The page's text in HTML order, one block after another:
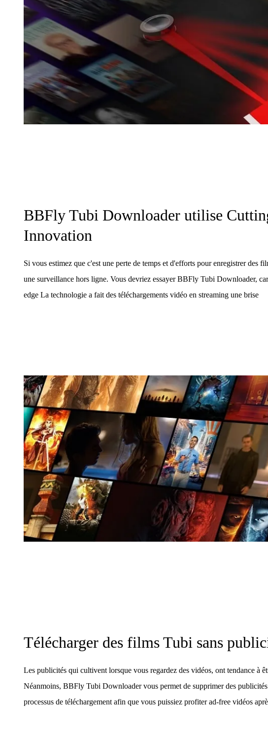
BBFly Tubi Downloader utilise
Innovation
Si vous estimez que c'est une perte de temps et d'efforts pour enregistrer des
une surveillance hors ligne. Vous devriez essayer BBFly Tubi Downloader,
edge La technologie a fait des téléchargements vidéo en streaming une brise
Télécharger des films Tubi sans
Les publicités qui cultivent lorsque vous regardez des vidéos, ont tendance à
Néanmoins, BBFly Tubi Downloader vous permet de supprimer des
processus de téléchargement afin que vous puissiez profiter ad-free vidéos